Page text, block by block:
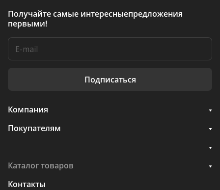
Получайте самые интересныепредложения
первыми!
Подписаться
Компания
Покупателям
Каталог товаров
Контакты